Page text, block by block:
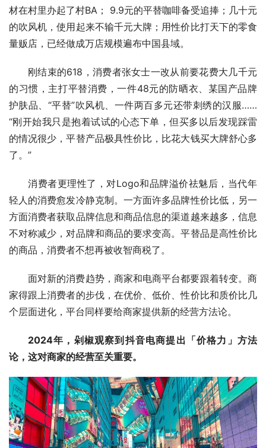
材在村里办起了村BA； 9.9元的平替咖啡备受追捧；几十元
的吹风机，使用起来不输千元大牌；用性价比打天下的零食
量贩店，已经做成万店规模遍布中国县域。
刚结束的618，消费者张女士一改从前要花费大几千元
的习惯，主打平替消费，一件48元的防晒衣、某国产品牌
护肤品、“平替”吹风机、一件两百多元还带刺绣的汉服……
“刚开始我只是抱着试试的心态下单，但买多以后发现踩雷
的情况很少，平替产品极具性价比，比花大钱买大牌舒心多
了。”
消费者更理性了，对Logo和品牌溢价祛魅后，当代年
轻人的消费愈发冷静克制。一方面许多品牌性价比低，另一
方面消费者获取品牌信息和商品信息的渠道越来越多，信息
不对称减少，对品牌和商品的要求变高。平替品是高性价比
的商品，消费者不想再被收智商税了。
面对新的消费趋势，商家和电商平台都要跟着转变。商
家得跟上消费者的步伐，在优价、低价、性价比和质价比几
个层面进化，平台同样要给商家提供新的经营方法论。
2024年，剁椒观察到抖音电商提出「价格力」方法
论，这对商家的经营至关重要。